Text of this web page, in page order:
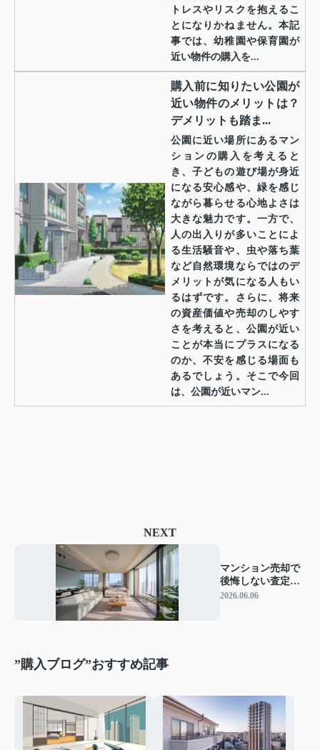
トレスやリスクを抱えるこ
とになりかねません。本記
事では、幼稚園や保育園が
近い物件の購入を...
購入前に知りたい公園が
近い物件のメリットは？
デメリットも踏ま...
公園に近い場所にあるマン
ションの購入を考えると
き、子どもの遊び場が身近
になる安心感や、緑を感じ
ながら暮らせる心地よさは
大きな魅力です。一方で、
人の出入りが多いことによ
る生活騒音や、虫や落ち葉
など自然環境ならではのデ
メリットが気になる人もい
るはずです。さらに、将来
の資産価値や売却のしやす
さを考えると、公園が近い
ことが本当にプラスになる
のか、不安を感じる場面も
あるでしょう。そこで今回
は、公園が近いマン...
NEXT
マンション売却で
後悔しない査定の
受け方！評価ポイ
2026.06.06
”購入ブログ”おすすめ記事